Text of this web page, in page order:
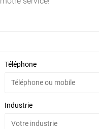
Téléphone
Industrie